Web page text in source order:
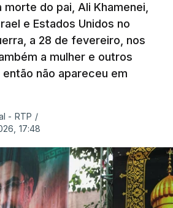
do pai, Ali Khamenei,
e Estados Unidos no
a 28 de fevereiro, nos
a mulher e outros
não apareceu em
- RTP /
17:48